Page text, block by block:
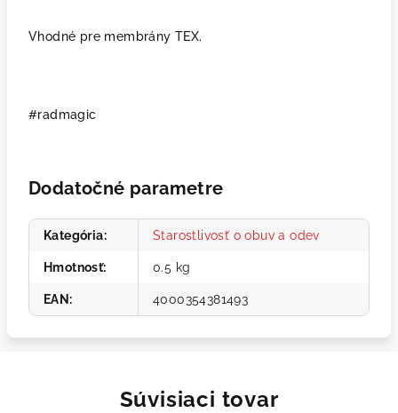
Vhodné pre membrány TEX.
#radmagic
Dodatočné parametre
Kategória: Starostlivosť o obuv a odev
Hmotnosť: 0.5 kg
EAN : 4000354381493
Súvisiaci tovar